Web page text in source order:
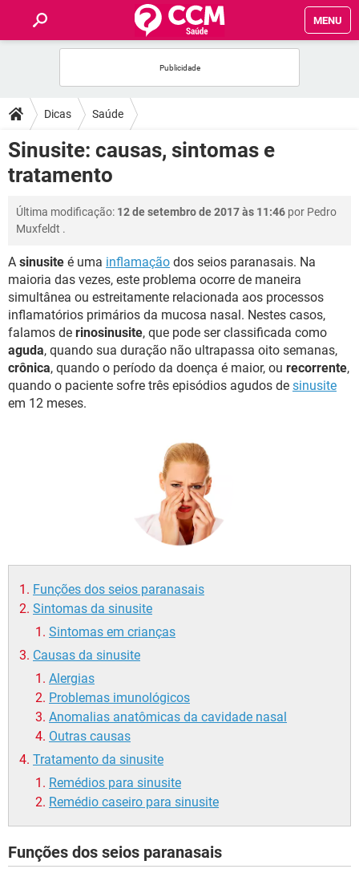
MENU
FÓRUM
SAÚDE
FAMÍLIA
NUTRIÇÃO
BEM-ESTAR
SEXUALIDADE
GLOSSÁRIO
Dicas Saúde
Sinusite: causas, sintomas e
tratamento
Última modificação: 12 de setembro de 2017 às 11:46 por Pedro
Muxfeldt .
A sinusite é uma inflamação dos seios paranasais. Na
maioria das vezes, este problema ocorre de maneira
simultânea ou estreitamente relacionada aos processos
inflamatórios primários da mucosa nasal. Nestes casos,
falamos de rinosinusite, que pode ser classificada como
aguda, quando sua duração não ultrapassa oito semanas,
crônica, quando o período da doença é maior, ou recorrente,
quando o paciente sofre três episódios agudos de sinusite
em 12 meses.
Funções dos seios paranasais
Sintomas da sinusite
Sintomas em crianças
Causas da sinusite
Alergias
Problemas imunológicos
Anomalias anatômicas da cavidade nasal
Outras causas
Tratamento da sinusite
Remédios para sinusite
Remédio caseiro para sinusite
Funções dos seios paranasais